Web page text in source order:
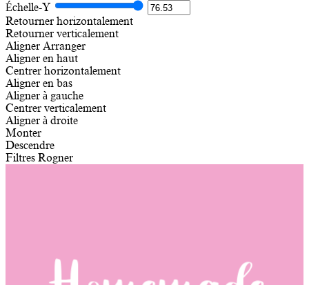
Échelle-Y
Retourner horizontalement
Retourner verticalement
Aligner Arranger
Aligner en haut
Centrer horizontalement
Aligner en bas
Aligner à gauche
Centrer verticalement
Aligner à droite
Monter
Descendre
Filtres Rogner